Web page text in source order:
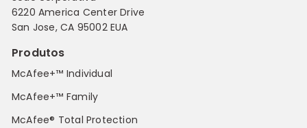
6220 America Center Drive
San Jose, CA 95002 EUA
Produtos
McAfee+™ Individual
McAfee+™ Family
McAfee® Total Protection